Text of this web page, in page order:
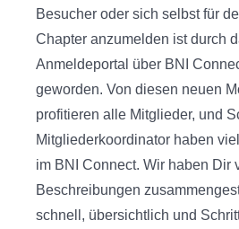
Besucher oder sich selbst für
Chapter anzumelden ist durch
Anmeldeportal über BNI
geworden. Von diesen neuen
profitieren alle Mitglieder, und
Mitgliederkoordinator haben
im BNI Connect. Wir haben Dir
Beschreibungen
schnell, übersichtlich und